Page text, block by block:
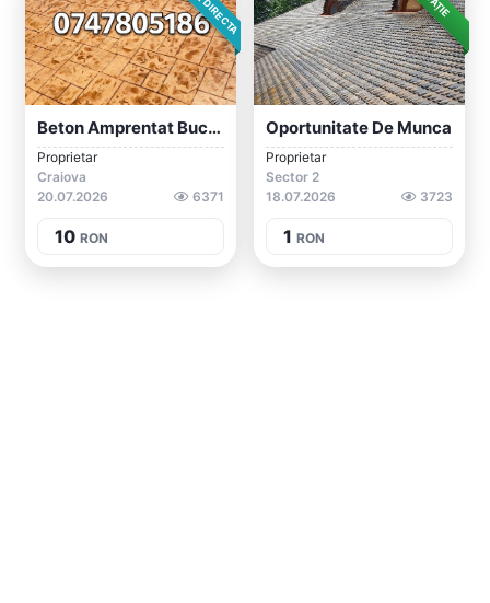
Beton Amprentat București / Ilfov
Proprietar
Craiova
20.07.2026
6371
10 RON
Oportunitate De Munca
Proprietar
Sector 2
18.07.2026
3723
1 RON